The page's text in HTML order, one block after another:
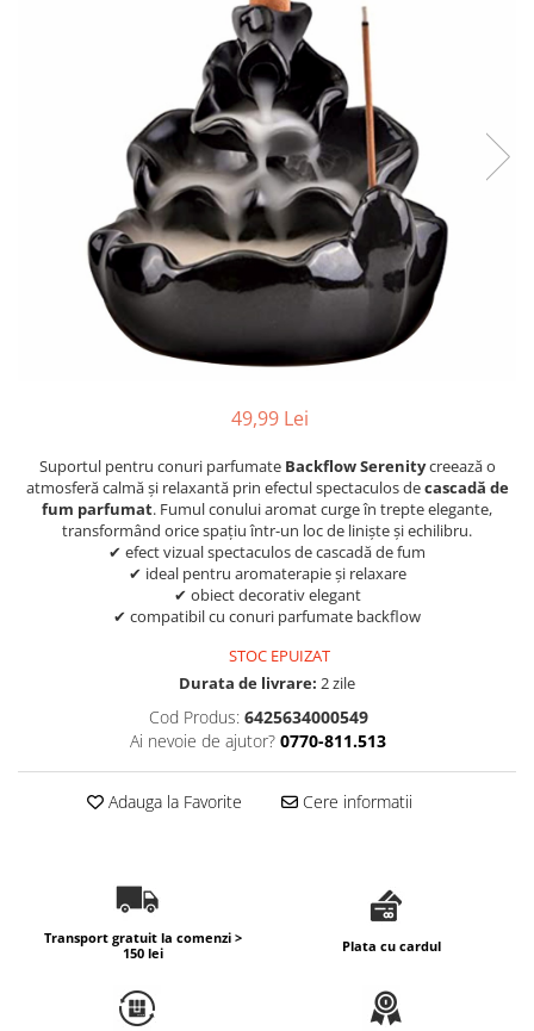
Difuzoare Uleiuri Clasice
Suporți Conuri & bețe parfumate
Suporți Conuri Backflow
Cutii carton și soluții de expediere
Soluții Retail, B2B & Display
(Volume Mari)
Parfum pentru rufe (Bax/Vrac)
Uleiuri parfumate aromaterapie
(Pachete/Bax)
Odorizante Auto cu Pulverizator
(Pachete/Bax)
49,99 Lei
Suportul pentru conuri parfumate Backflow Serenitycreează o
atmosferă calmă și relaxantă prin efectul spectaculos decascadă de
fum parfumat. Fumul conului aromat curge în trepte elegante,
transformând orice spațiu într-un loc de liniște și echilibru.
✔ efect vizual spectaculos de cascadă de fum
✔ ideal pentru aromaterapie și relaxare
✔ obiect decorativ elegant
✔ compatibil cu conuri parfumate backflow
STOC EPUIZAT
Durata de livrare: 2 zile
Cod Produs: 6425634000549
Ai nevoie de ajutor? 0770-811.513
Adauga la Favorite Cere informatii
Transport gratuit la comenzi >
150 lei
Plata cu cardul